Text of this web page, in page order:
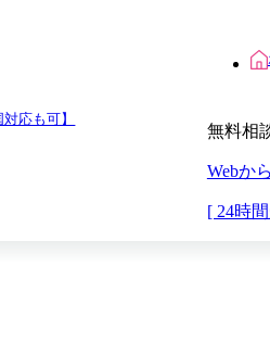
応も可】
無料相
Webか
[ 24時